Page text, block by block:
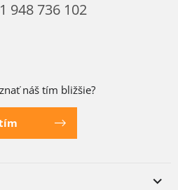
948 736 102
náš tím bližšie?